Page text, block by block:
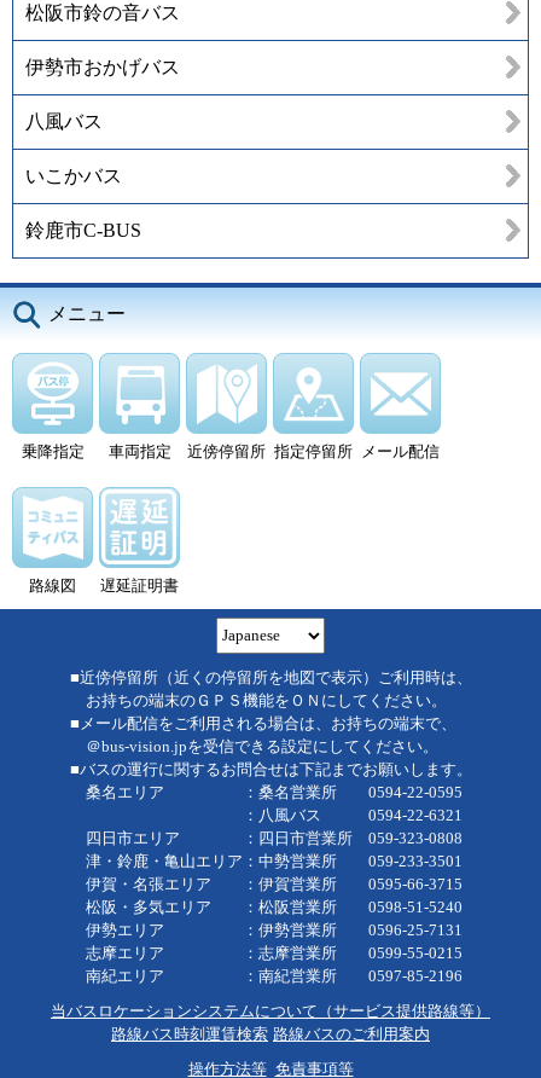
松阪市鈴の音バス
伊勢市おかげバス
八風バス
いこかバス
鈴鹿市C-BUS
メニュー
乗降指定 車両指定 近傍停留所 指定停留所 メール配信
路線図 遅延証明書
■近傍停留所（近くの停留所を地図で表示）ご利用時は、
お持ちの端末のＧＰＳ機能をＯＮにしてください。
■メール配信をご利用される場合は、お持ちの端末で、
＠bus-vision.jpを受信できる設定にしてください。
■バスの運行に関するお問合せは下記までお願いします。
桑名エリア ：桑名営業所 0594-22-0595
：八風バス 0594-22-6321
四日市エリア ：四日市営業所 059-323-0808
津・鈴鹿・亀山エリア：中勢営業所 059-233-3501
伊賀・名張エリア ：伊賀営業所 0595-66-3715
松阪・多気エリア ：松阪営業所 0598-51-5240
伊勢エリア ：伊勢営業所 0596-25-7131
志摩エリア ：志摩営業所 0599-55-0215
南紀エリア ：南紀営業所 0597-85-2196
当バスロケーションシステムについて（サービス提供路線等）
路線バス時刻運賃検索 路線バスのご利用案内
操作方法等 免責事項等